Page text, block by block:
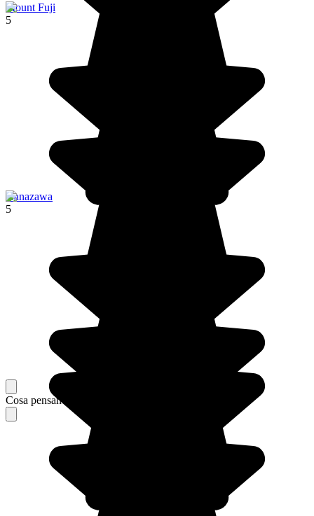
Mount Fuji
5
Kanazawa
5
Cosa pensano i nostri viaggiatori del loro soggiorno